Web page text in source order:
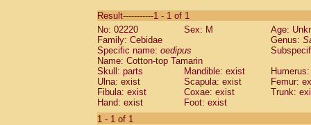
CebidaeSaguinus labiatus(0)
Cebidae Saguinus leucopus (0)
Cebidae
CebidaeSaguinus mystax
Cebidae Saguinus nigricollis (0)
Cebidae Saguinus oedipus
Cebidae Saguinus weddelli
Cebidae Saguinusspp.
Cebidae
Result-----------1 - 1 of 1
No: 02220
Sex: M
Age:
Family: Cebidae
Genus:
Specific name: oedipus
Name: Cotton-top Tamarin
Skull: parts
Mandible: exist
Ulna: exist
Scapula: exist
Femur:
Fibula: exist
Coxae: exist
Trunk:
Hand: exist
Foot: exist
1 - 1 of 1